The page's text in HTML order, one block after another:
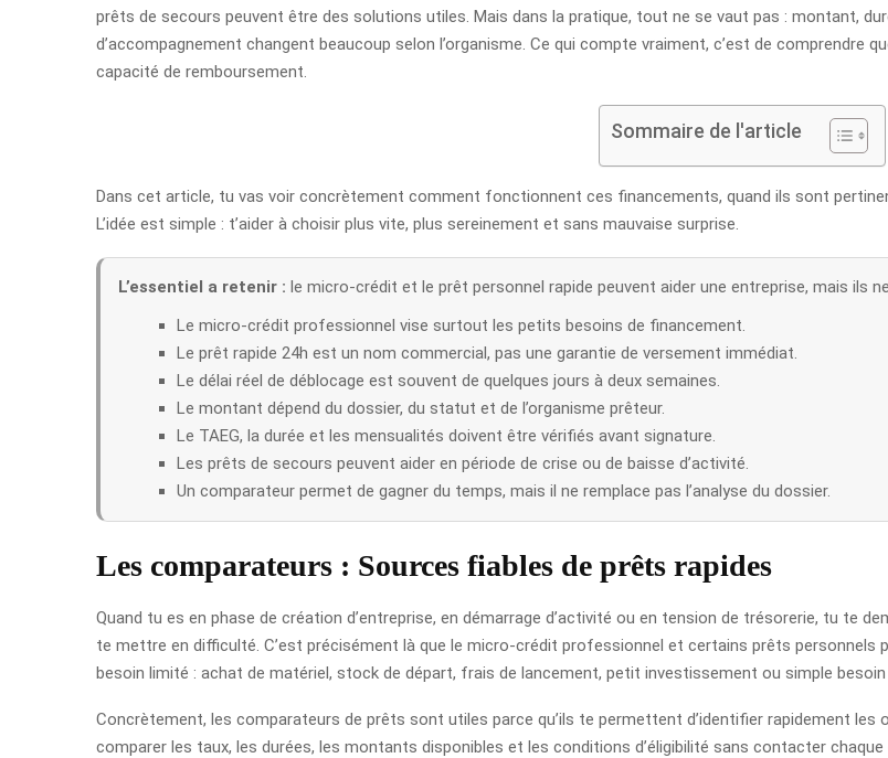
prêts de secours peuvent être des solutions utiles. Mais dans la pratique, tout ne se vaut pas : montant,
d’accompagnement changent beaucoup selon l’organisme. Ce qui compte vraiment, c’est de
capacité de remboursement.
Sommaire de l'article
Dans cet article, tu vas voir concrètement comment fonctionnent ces financements, quand ils sont
L’idée est simple : t’aider à choisir plus vite, plus sereinement et sans mauvaise surprise.
L’essentiel a retenir : le micro-crédit et le prêt personnel rapide peuvent aider une entreprise, mais ils
Le micro-crédit professionnel vise surtout les petits besoins de financement.
Le prêt rapide 24h est un nom commercial, pas une garantie de versement immédiat.
Le délai réel de déblocage est souvent de quelques jours à deux semaines.
Le montant dépend du dossier, du statut et de l’organisme prêteur.
Le TAEG, la durée et les mensualités doivent être vérifiés avant signature.
Les prêts de secours peuvent aider en période de crise ou de baisse d’activité.
Un comparateur permet de gagner du temps, mais il ne remplace pas l’analyse du dossier.
Les comparateurs : Sources fiables de prêts rapides
Quand tu es en phase de création d’entreprise, en démarrage d’activité ou en tension de trésorerie, tu te
te mettre en difficulté. C’est précisément là que le micro-crédit professionnel et certains prêts personnels
besoin limité : achat de matériel, stock de départ, frais de lancement, petit investissement ou simple besoin
Concrètement, les comparateurs de prêts sont utiles parce qu’ils te permettent d’identifier rapidement les
comparer les taux, les durées, les montants disponibles et les conditions d’éligibilité sans contacter